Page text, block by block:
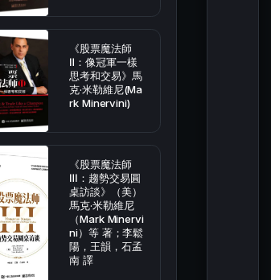
《股票魔法師
Ⅱ：像冠軍一樣
思考和交易》馬
克·米勒維尼(Ma
rk Minervini)
《股票魔法師
Ⅲ：趨勢交易圓
桌訪談》（美）
馬克·米勒維尼
（Mark Minervi
ni）等 著；李鬆
陽，王韻，石孟
南 譯